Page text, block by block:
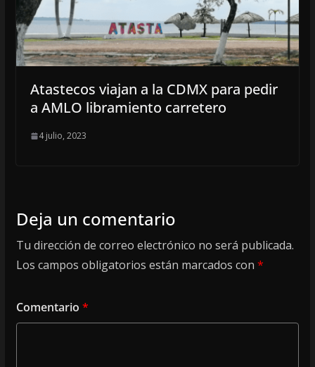
Atastecos viajan a la CDMX para pedir
a AMLO libramiento carretero
4 julio, 2023
Deja un comentario
Tu dirección de correo electrónico no será publicada.
Los campos obligatorios están marcados con *
Comentario *